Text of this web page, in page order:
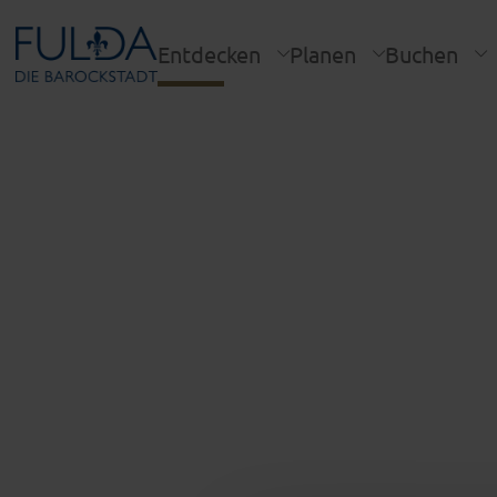
Entdecken Planen Buchen